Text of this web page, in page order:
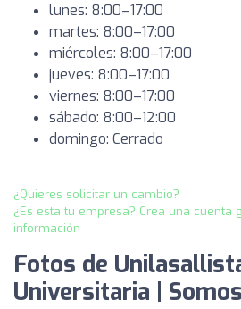
lunes: 8:00–17:00
martes: 8:00–17:00
miércoles: 8:00–17:00
jueves: 8:00–17:00
viernes: 8:00–17:00
sábado: 8:00–12:00
domingo: Cerrado
¿Quieres solicitar un cambio?
¿Es esta tu empresa? Crea una cuenta
información
Fotos de
Universitaria |